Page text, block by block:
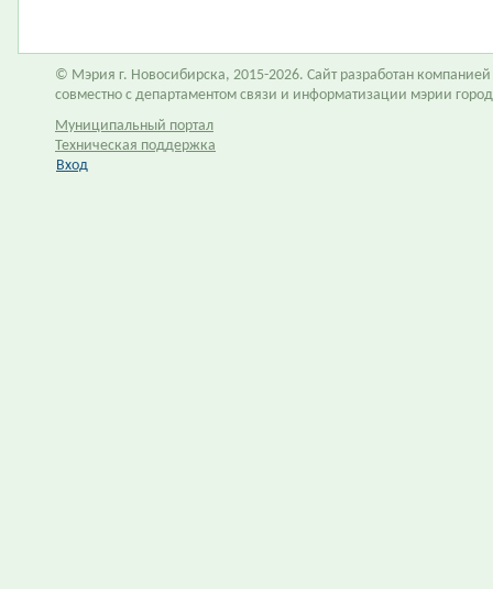
© Мэрия г. Новосибирска, 2015-2026. Сайт разработан компанией
совместно с департаментом связи и информатизации мэрии
Муниципальный портал
Техническая поддержка
Вход